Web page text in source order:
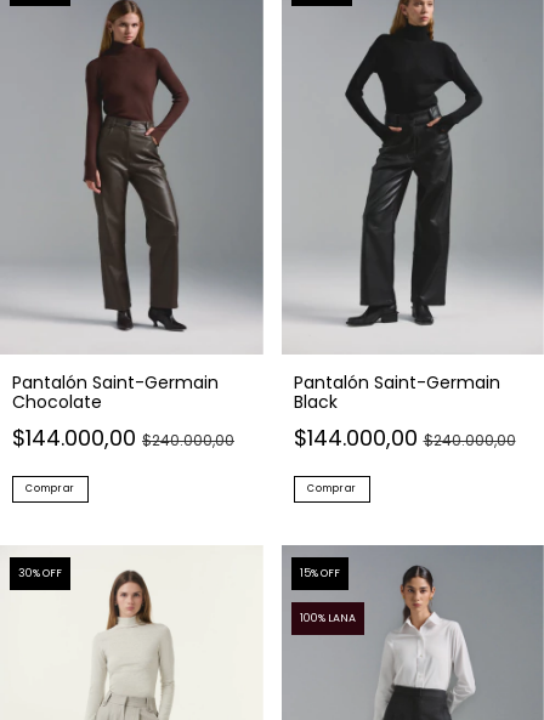
Pantalón Saint-Germain
Chocolate
$144.000,00 $240.000,00
Comprar
Pantalón Saint-Germain
Black
$144.000,00$240.000,00
Comprar
30% OFF 15% OFF
100% LANA